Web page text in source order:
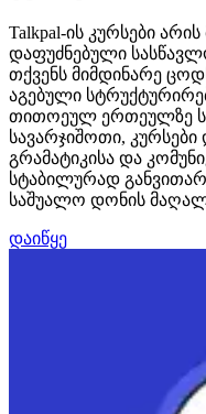
Talkpal-ის კურსები
დაფუძნებული
თქვენს მიმდინარე
აგებული
თითოეულ ერთეულზე
სავარჯიშოთი,
გრამატიკისა და
სტაბილურად
საშუალო დონის
დაიწყე